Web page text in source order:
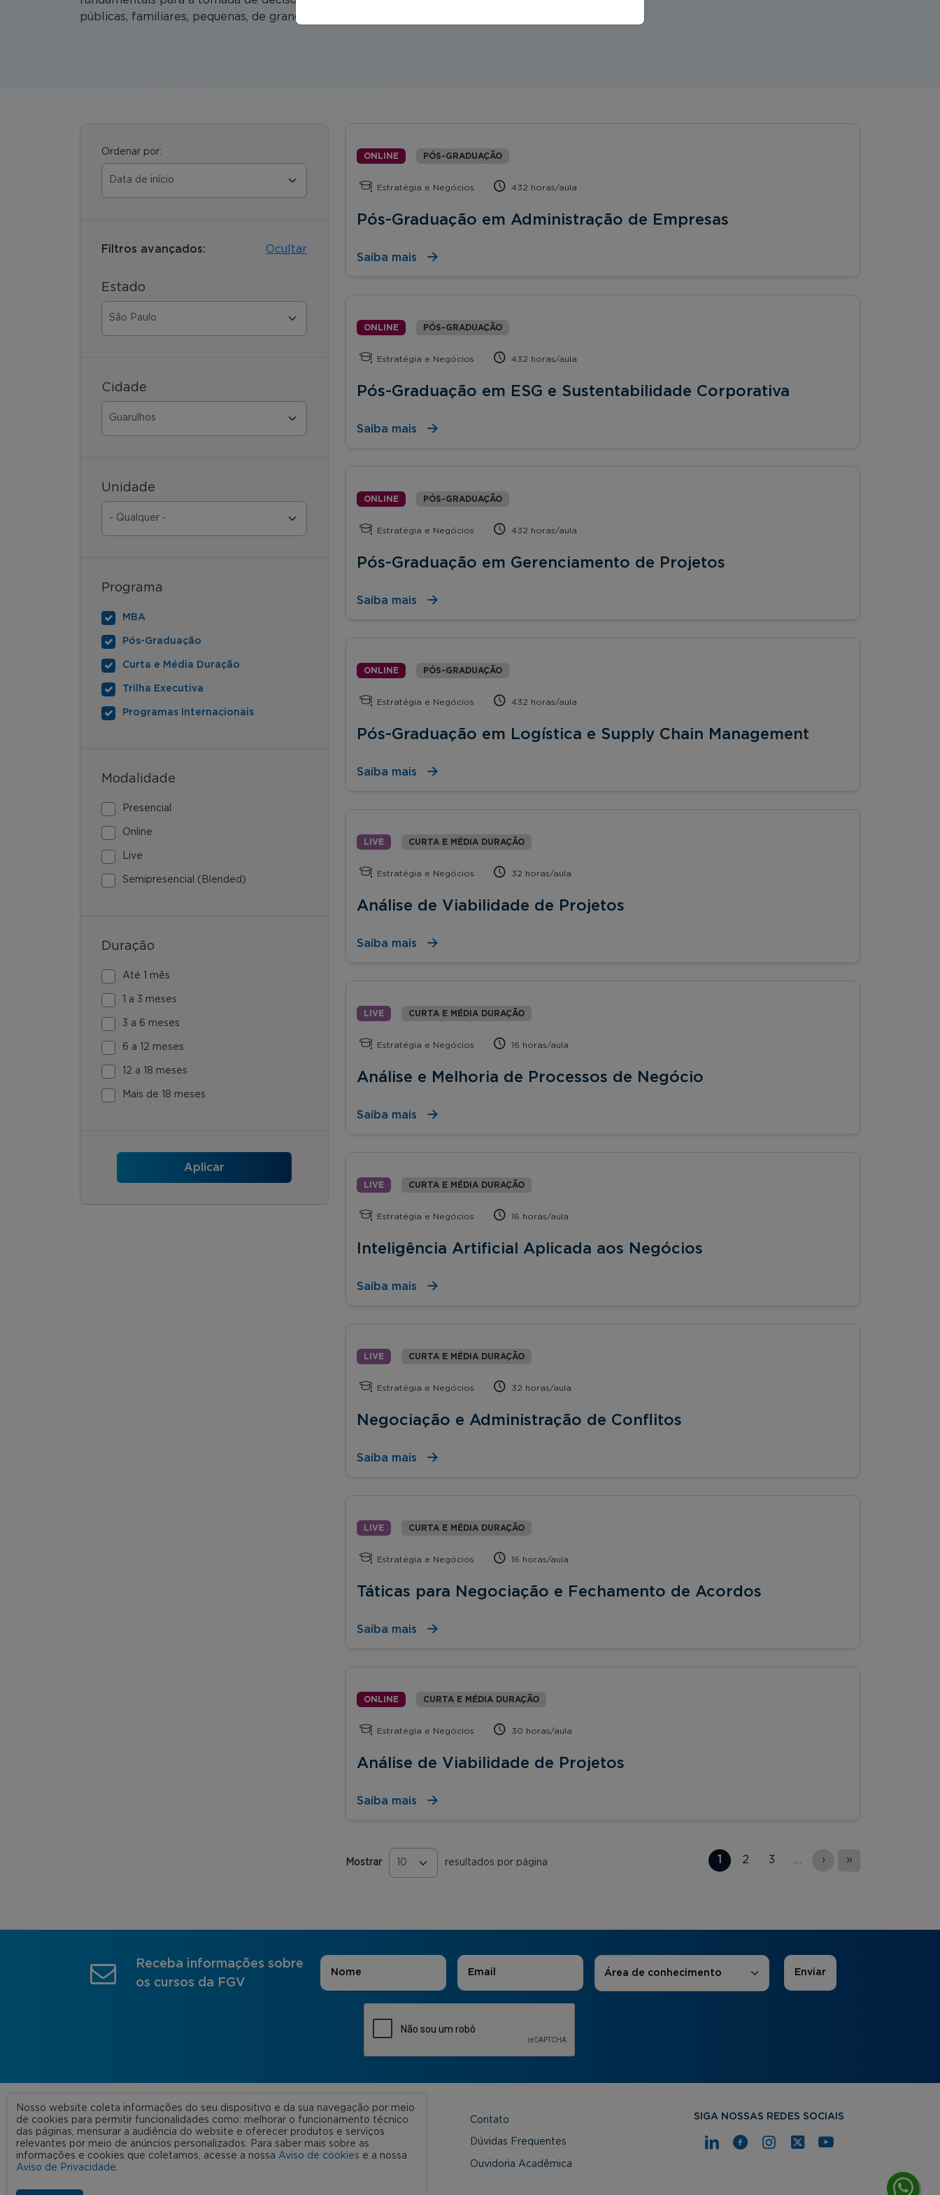
públicas, familiares, pequenas, de grande porte, start ups, etc.).
Ordenar por:
Filtros avançados: Ocultar
Estado
Cidade
Unidade
Programa
MBA
Pós-Graduação
Curta e Média Duração
Trilha Executiva
Programas Internacionais
Modalidade
Presencial
Online
Live
Semipresencial (Blended)
Duração
Até 1 mês
1 a 3 meses
3 a 6 meses
6 a 12 meses
12 a 18 meses
Mais de 18 meses
ONLINE PÓS-GRADUAÇÃO
Estratégia e Negócios 432 horas/aula
Pós-Graduação em Administração de Empresas
Saiba mais
ONLINE PÓS-GRADUAÇÃO
Estratégia e Negócios 432 horas/aula
Pós-Graduação em ESG e Sustentabilidade Corporativa
Saiba mais
ONLINE PÓS-GRADUAÇÃO
Estratégia e Negócios 432 horas/aula
Pós-Graduação em Gerenciamento de Projetos
Saiba mais
ONLINE PÓS-GRADUAÇÃO
Estratégia e Negócios 432 horas/aula
Pós-Graduação em Logística e Supply Chain Management
Saiba mais
LIVE CURTA E MÉDIA DURAÇÃO
Estratégia e Negócios 32 horas/aula
Análise de Viabilidade de Projetos
Saiba mais
LIVE CURTA E MÉDIA DURAÇÃO
Estratégia e Negócios 16 horas/aula
Análise e Melhoria de Processos de Negócio
Saiba mais
LIVE CURTA E MÉDIA DURAÇÃO
Estratégia e Negócios 16 horas/aula
Inteligência Artificial Aplicada aos Negócios
Saiba mais
LIVE CURTA E MÉDIA DURAÇÃO
Estratégia e Negócios 32 horas/aula
Negociação e Administração de Conflitos
Saiba mais
LIVE CURTA E MÉDIA DURAÇÃO
Estratégia e Negócios 16 horas/aula
Táticas para Negociação e Fechamento de Acordos
Saiba mais
ONLINE CURTA E MÉDIA DURAÇÃO
Estratégia e Negócios 30 horas/aula
Análise de Viabilidade de Projetos
Saiba mais
Mostrar resultados por página
Páginas
1 2 3 … › »
Receba informações sobre
os cursos da FGV
Nome E-mail Áreas de Interesse
Área de conhecimento
FGV 2023 © Todos os direitos
reservados
A FGV Contato
Nossas Unidades Dúvidas Frequentes
Ouvidoria Acadêmica
SIGA NOSSAS REDES SOCIAIS
Nosso website coleta informações do seu dispositivo e da sua navegação por meio
de cookies para permitir funcionalidades como: melhorar o funcionamento técnico
das páginas, mensurar a audiência do website e oferecer produtos e serviços
relevantes por meio de anúncios personalizados. Para saber mais sobre as
informações e cookies que coletamos, acesse a nossa Aviso de cookies e a nossa
Aviso de Privacidade.